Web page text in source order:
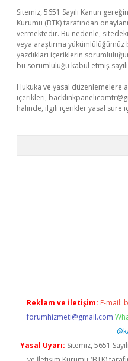
Sitemiz, 5651 Sayılı Kanun
Kurumu (BTK) tarafından
vermektedir. Bu nedenle,
veya araştırma
yazdıkları içeriklerin
bu sorumluluğu kabul etmiş
Hukuka ve yasal düzenlemelere
içerikleri,
halinde, ilgili içerikler yasal süre
Reklam ve İletişim: E-mail:
forumhizmeti@gmail.com
Yasal Uyarı: Sitemiz, 5651